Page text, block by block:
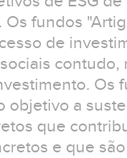
fundos
de
Os
objetivo a
que
e que